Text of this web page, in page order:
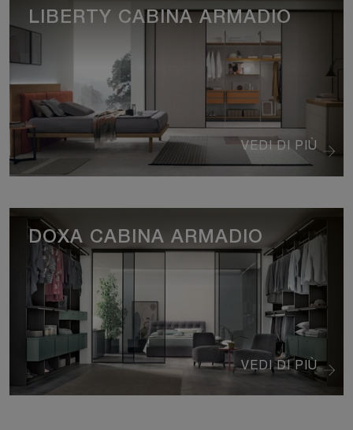
VEDI DI PIÙ
LIBERTY CABINA ARMADIO
VEDI DI PIÙ
DOXA CABINA ARMADIO